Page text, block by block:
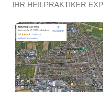
IHR HEILPRAKTIKER